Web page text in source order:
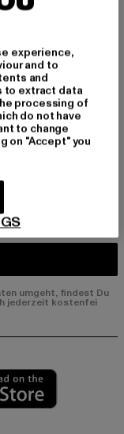
an und
aktuelle Tre
DefShop p
umgeht, findest Du
jederzeit kostenfei
experience,
and to
and
to extract data
processing of
do not have
to change
on "Accept" you